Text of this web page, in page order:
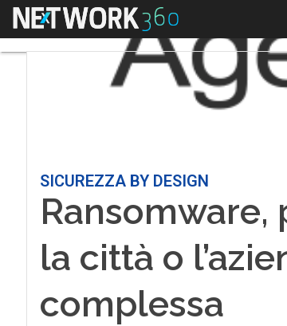
Menu
SICUREZZA BY DESIGN
la città o
complessa